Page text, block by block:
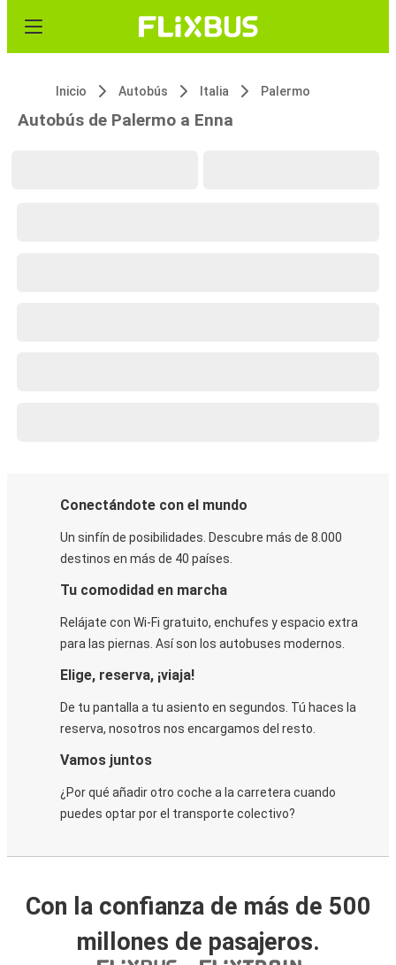
Inicio Autobús Italia Palermo
Autobús de Palermo a Enna
Conectándote con el mundo
Un sinfín de posibilidades. Descubre más de 8.000
destinos en más de 40 países.
Tu comodidad en marcha
Relájate con Wi-Fi gratuito, enchufes y espacio extra
para las piernas. Así son los autobuses modernos.
Elige, reserva, ¡viaja!
De tu pantalla a tu asiento en segundos. Tú haces la
reserva, nosotros nos encargamos del resto.
Vamos juntos
¿Por qué añadir otro coche a la carretera cuando
puedes optar por el transporte colectivo?
Con la confianza de más de 500
millones de pasajeros.